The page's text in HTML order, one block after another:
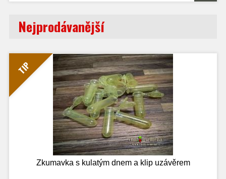
Nejprodávanější
TIP
Zkumavka s kulatým dnem a klip uzávěrem